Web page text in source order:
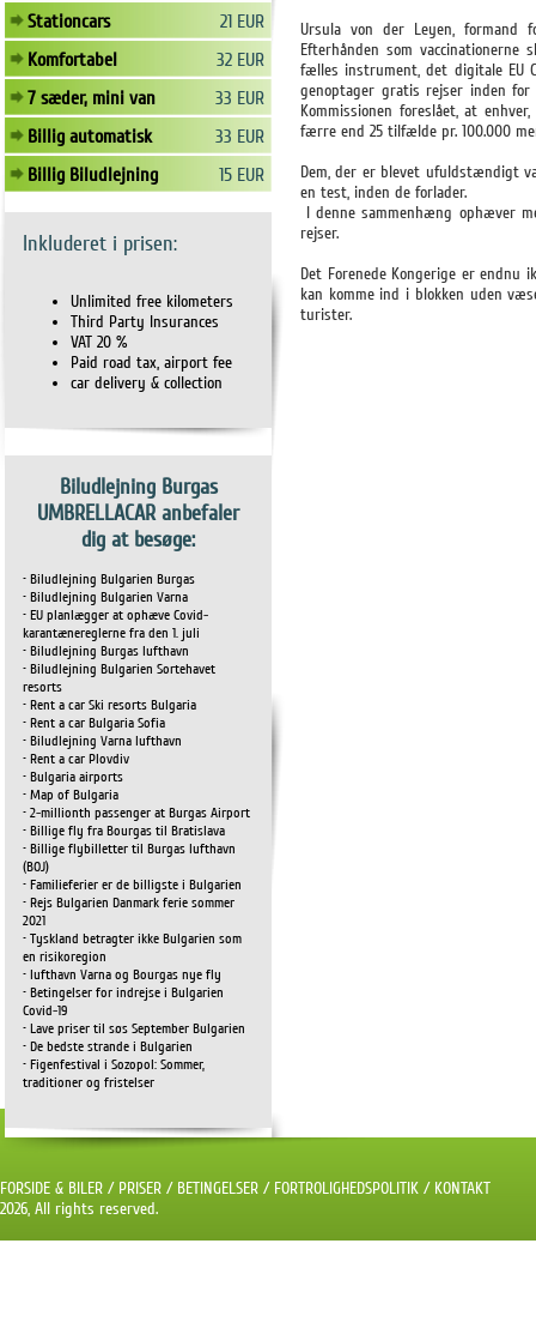
Stationcars
21 EUR
Komfortabel
32 EUR
7 sæder, mini van
33 EUR
Billig automatisk
33 EUR
Billig Biludlejning
15 EUR
Inkluderet i prisen:
Unlimited free kilometers
Third Party Insurances
VAT 20 %
Paid road tax, airport fee
car delivery & collection
Biludlejning Burgas
UMBRELLACAR anbefaler
dig at besøge:
• Biludlejning Bulgarien Burgas
• Biludlejning Bulgarien Varna
• EU planlægger at ophæve Covid-
karantænereglerne fra den 1. juli
• Biludlejning Burgas lufthavn
• Biludlejning Bulgarien Sortehavet
resorts
• Rent a car Ski resorts Bulgaria
• Rent a car Bulgaria Sofia
• Biludlejning Varna lufthavn
• Rent a car Plovdiv
• Bulgaria airports
• Map of Bulgaria
• 2-millionth passenger at Burgas Airport
• Billige fly fra Bourgas til Bratislava
• Billige flybilletter til Burgas lufthavn
(BOJ)
• Familieferier er de billigste i Bulgarien
• Rejs Bulgarien Danmark ferie sommer
2021
• Tyskland betragter ikke Bulgarien som
en risikoregion
• lufthavn Varna og Bourgas nye fly
• Betingelser for indrejse i Bulgarien
Covid-19
• Lave priser til søs September Bulgarien
• De bedste strande i Bulgarien
• Figenfestival i Sozopol: Sommer,
traditioner og fristelser
Ursula von der Leyen, formand
Efterhånden som
fælles instrument, det digitale EU
genoptager gratis rejser inden
Kommissionen foreslået, at
færre end 25 tilfælde pr. 100.000
Dem, der er blevet ufuldstændigt
en test, inden de forlader.
I denne sammenhæng ophæver
rejser.
Det Forenede Kongerige er endnu
kan komme ind i blokken uden
turister.
FORSIDE & BILER / PRISER / BETINGELSER / FORTROLIGHEDSPOLITIK / KONTAKT
2026, All rights reserved.